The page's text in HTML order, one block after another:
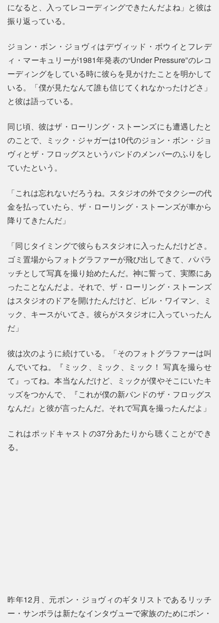
になると、入ってレコーディングできたんだよね」と彼は
振り返っている。
ジョン・ボン・ジョヴィはデヴィッド・ボウイとフレデ
ィ・マーキュリーが1981年発表の“Under Pressure”のレコ
ーディングをしている時に彼らを見かけたことを明かして
いる。「僕が見たなんて誰も信じてくれなかったけどさ」
と彼は語っている。
同じ頃、彼はザ・ローリング・ストーンズにも遭遇したと
のことで、ミック・ジャガーは10代のジョン・ボン・ジョ
ヴィとザ・フロッグスというバンドのメンバーのふりをし
ていたという。
「これは忘れないだろうね。スタジオの外でタクシーの代
金を払っていたら、ザ・ローリング・ストーンズが車から
降りてきたんだ」
「同じタイミングで彼らもスタジオに入ったんだけどさ。
ゴミ置場からフォトグラファーが飛び出してきて、パパラ
ッチとして写真を撮り始めたんだ。神に誓って、実際にあ
ったことなんだよ。それで、ザ・ローリング・ストーンズ
はスタジオのドアを開けたんだけど、ビル・ワイマン、ミ
ック、キースがいてさ。彼らがスタジオに入っていったん
だ」
彼は次のように続けている。「そのフォトグラファーは叫
んでいてね。『ミック、ミック、ミック！ 写真を撮らせ
て』ってね。本当なんだけど、ミックが僕やそこにいたキ
ッズをつかんで、『これが僕の新バンドのザ・フロッグス
なんだ』と彼が言ったんだ。それで写真を撮ったんだよ」
これはポッドキャストの37分あたりから聴くことができ
る。
昨年12月、元ボン・ジョヴィのギタリストであるリッチ
ー・サンボラは新たなインタヴューで家族のためにボン・